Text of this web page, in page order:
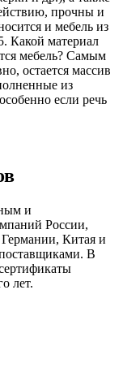
прочны и
и мебель из
Какой материал
мебель? Самым
остается массив
из
если речь
и
России,
Китая и
В
лет.